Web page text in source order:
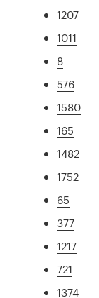
1207
1011
8
576
1580
165
1482
1752
65
377
1217
721
1374